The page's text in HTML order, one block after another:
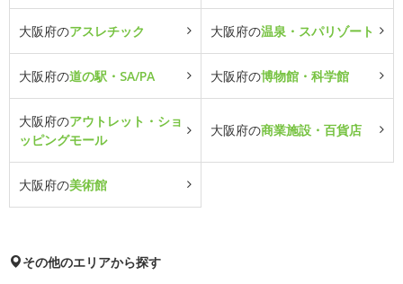
大阪府のアスレチック 大阪府の温泉・スパリゾート
大阪府の道の駅・SA/PA 大阪府の博物館・科学館
大阪府のアウトレット・ショ
ッピングモール
大阪府の商業施設・百貨店
大阪府の美術館
その他のエリアから探す